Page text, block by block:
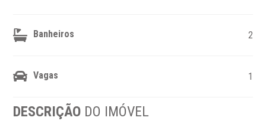
Banheiros 2
Vagas 1
DESCRIÇÃO DO IMÓVEL